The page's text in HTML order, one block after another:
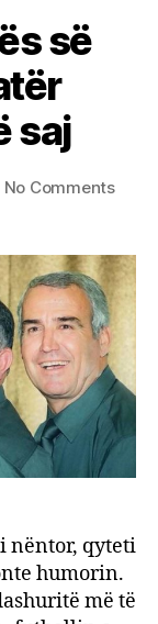
së
saj
No Commentson
së
dhe
katër
të
saj
nëntor, qyteti
humorin.
më të